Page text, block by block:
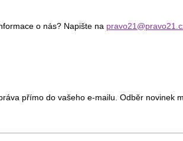
o nás? Napište na
přímo do vašeho e-mailu. Odběr novinek